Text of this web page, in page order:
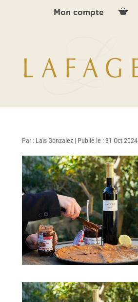
Mon compte
Par : Laïs Gonzalez | Publié le : 31 Oct 2024